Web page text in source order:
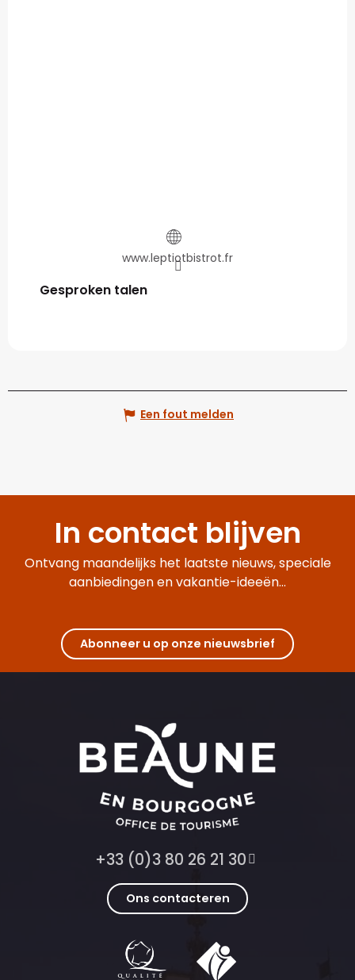
www.leptiotbistrot.fr
Gesproken talen
Gesproken talen
Een fout melden
In contact blijven
Ontvang maandelijks het laatste nieuws, speciale
aanbiedingen en vakantie-ideeën...
Abonneer u op onze nieuwsbrief
+33 (0)3 80 26 21 30
Ons contacteren